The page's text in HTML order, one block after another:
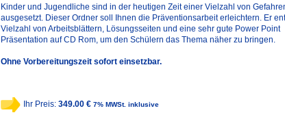
Kinder und Jugendliche sind in der heutigen Zeit einer Vielzahl von
ausgesetzt. Dieser Ordner soll Ihnen die Präventionsarbeit erleichtern. Er
Vielzahl von Arbeitsblättern, Lösungsseiten und eine sehr gute Power Point
Präsentation auf CD Rom, um den Schülern das Thema näher zu bringen.
Ohne Vorbereitungszeit sofort einsetzbar.
Ihr Preis: 349.00 € 7% MWSt. inklusive